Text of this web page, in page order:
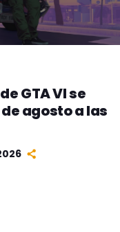
GTA VI se
agosto a las